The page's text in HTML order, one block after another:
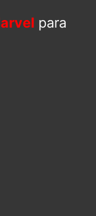
para